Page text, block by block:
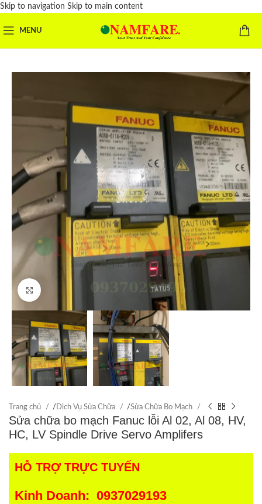
Skip to navigation Skip to main content
MENU
Trang chủ / Dịch Vụ Sửa Chữa /Sửa Chữa Bo Mạch
Sửa chữa bo mạch Fanuc lỗi Al 02, Al 08, HV,
HC, LV Spindle Drive Servo Amplifers
HỖ TRỢ TRỰC TUYẾN
Kinh Doanh: 0937029193